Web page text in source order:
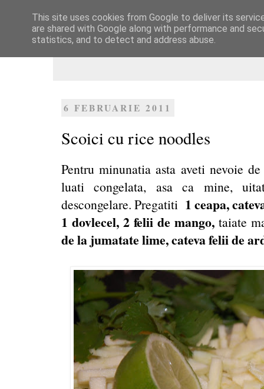
Dulcegarii culinare
6 FEBRUARIE 2011
Scoici cu rice noodles
Pentru minunatia asta aveti nevoie
luati congelata, asa ca mine,
descongelare. Pregatiti 1 ceapa,
1 dovlecel, 2 felii de mango, taiate
de la jumatate lime, cateva felii de
This site uses cookies from Google to deliver its
are shared with Google along with performance and
statistics, and to detect and address abuse.